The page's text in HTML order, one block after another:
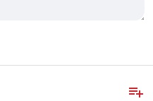
playlist_add